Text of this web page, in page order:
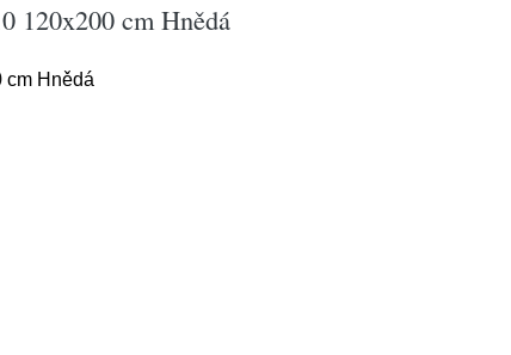
120x200 cm Hnědá
cm Hnědá